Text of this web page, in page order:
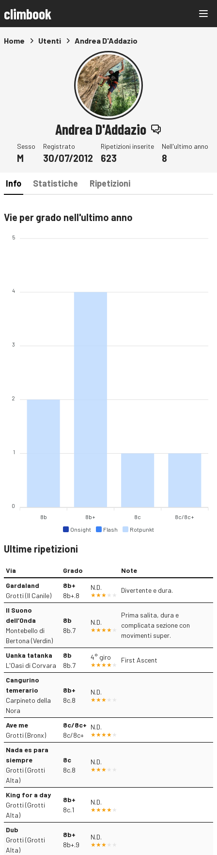
climbook
Home Utenti Andrea D'Addazio
Andrea D'Addazio
Sesso
M
Registrato
30/07/2012
Ripetizioni inserite
623
Nell'ultimo anno
8
Info Statistiche Ripetizioni
Vie per grado nell'ultimo anno
Onsight Flash Rotpunkt
5
4
3
2
1
0
8b 8b+ 8c 8c/8c+
Ultime ripetizioni
Via Grado
Note
Gardaland
Grotti (Il Canile)
8b+
8b+.8
N.D. Divertente e dura.
Il Suono
dell’Onda
Montebello di
Bertona (Verdin)
8b
8b.7
N.D.
Prima salita, dura e
complicata sezione con
movimenti super.
Uanka tatanka
L'Oasi di Corvara
8b
8b.7
4° giro First Ascent
Cangurino
temerario
Carpineto della
Nora
8b+
8c.8
N.D.
Ave me
Grotti (Bronx)
8c/8c+
8c/8c+
N.D.
Nada es para
siempre
Grotti (Grotti
Alta)
8c
8c.8
N.D.
King for a day
Grotti (Grotti
Alta)
8b+
8c.1
N.D.
Dub
Grotti (Grotti
Alta)
8b+
8b+.9
N.D.